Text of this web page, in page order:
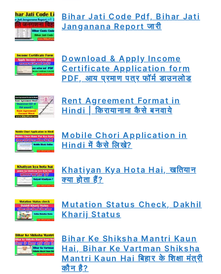
Bihar Jati Code Pdf, Bihar Jati
Janganana Report जारी
Download & Apply Income
Certificate Application form
PDF, आय प्रमाण पत्र फॉर्म डाउनलोड
Rent Agreement Format in
Hindi | किरायानामा कैसे बनवाये
Mobile Chori Application in
Hindi में कैसे लिखे?
Khatiyan Kya Hota Hai, खतियान
क्या होता हैं?
Mutation Status Check, Dakhil
Kharij Status
Bihar Ke Shiksha Mantri Kaun
Hai, Bihar Ke Vartman Shiksha
Mantri Kaun Hai बिहार के शिक्षा मंत्री
कौन है?